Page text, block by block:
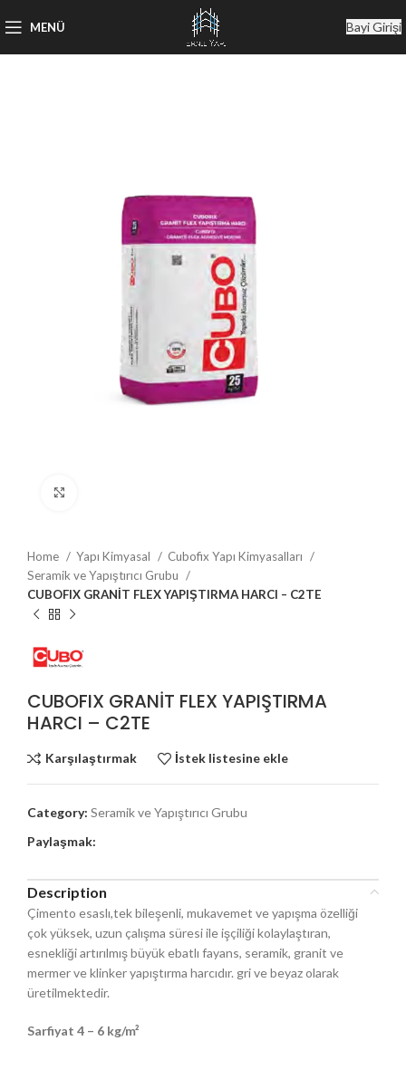
MENÜ Bayi Girişi
Home Yapı Kimyasal
Cubofix Yapı Kimyasalları
Seramik ve Yapıştırıcı Grubu
CUBOFIX GRANİT FLEX YAPIŞTIRMA HARCI – C2TE
CUBOFIX GRANİT FLEX YAPIŞTIRMA
HARCI – C2TE
Karşılaştırmak İstek listesine ekle
Category: Seramik ve Yapıştırıcı Grubu
Paylaşmak:
Description
Çimento esaslı,tek bileşenli, mukavemet ve yapışma özelliği
çok yüksek, uzun çalışma süresi ile işçiliği kolaylaştıran,
esnekliği artırılmış büyük ebatlı fayans, seramik, granit ve
mermer ve klinker yapıştırma harcıdır. gri ve beyaz olarak
üretilmektedir.
Sarfiyat 4 – 6 kg/m²